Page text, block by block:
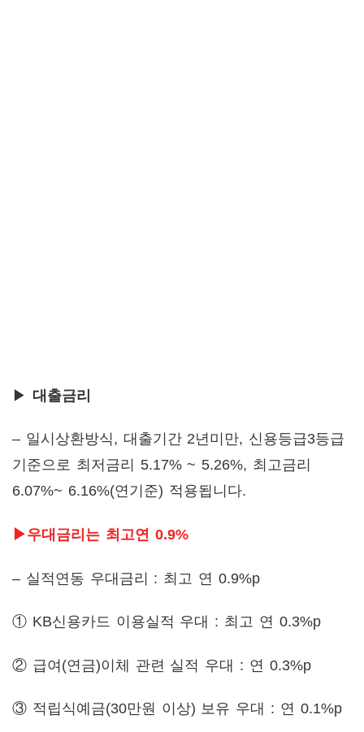
▶ 대출금리
– 일시상환방식, 대출기간 2년미만, 신용등급3등급
기준으로 최저금리 5.17% ~ 5.26%, 최고금리
6.07%~ 6.16%(연기준) 적용됩니다.
▶우대금리 는 최고연 0.9%
– 실적연동 우대금리 : 최고 연 0.9%p
① KB신용카드 이용실적 우대 : 최고 연 0.3%p
② 급여(연금)이체 관련 실적 우대 : 연 0.3%p
③ 적립식예금(30만원 이상) 보유 우대 : 연 0.1%p